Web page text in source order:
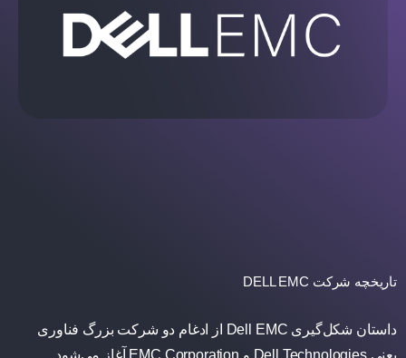
تاریخچه شرکت DELL EMC
داستان شکل‌گیری Dell EMC از ادغام دو شرکت بزرگ فناوری